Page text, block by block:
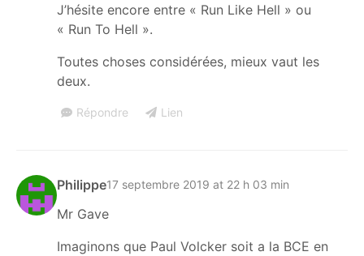
J’hésite encore entre « Run Like Hell » ou
« Run To Hell ».
Toutes choses considérées, mieux vaut les
deux.
Répondre Lien
Philippe17 septembre 2019 at 22 h 03 min
Mr Gave
Imaginons que Paul Volcker soit a la BCE en